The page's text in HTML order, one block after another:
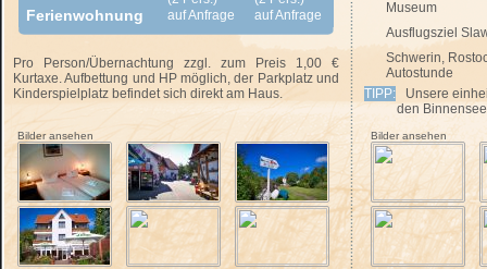
Ferienwohnung auf Anfrage auf Anfrage
Pro Person/Übernachtung zzgl. zum Preis 1,00 €
Kurtaxe. Aufbettung und HP möglich, der Parkplatz und
Kinderspielplatz befindet sich direkt am Haus.
Bilder ansehen
Museum
Ausflugsziel
Schwerin,
Autostunde
TIPP: Unsere
den Binnensee
Bilder ansehen